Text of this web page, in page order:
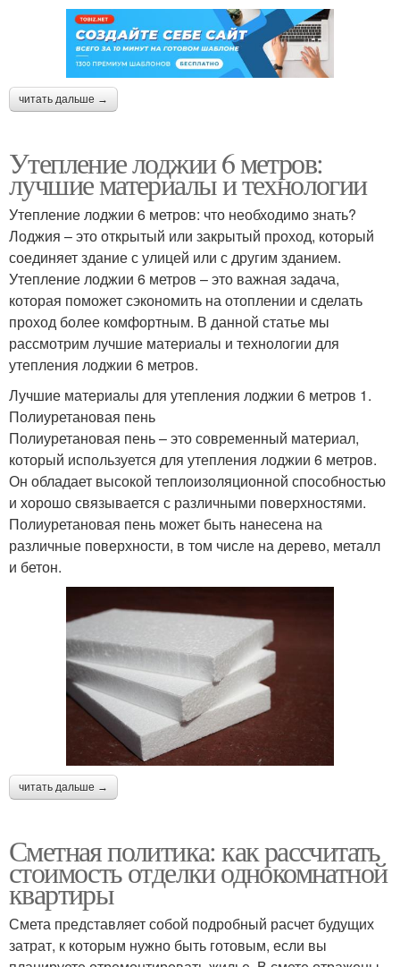
читать дальше →
Утепление лоджии 6 метров:
лучшие материалы и технологии
Утепление лоджии 6 метров: что необходимо знать?
Лоджия – это открытый или закрытый проход, который
соединяет здание с улицей или с другим зданием.
Утепление лоджии 6 метров – это важная задача,
которая поможет сэкономить на отоплении и сделать
проход более комфортным. В данной статье мы
рассмотрим лучшие материалы и технологии для
утепления лоджии 6 метров.
Лучшие материалы для утепления лоджии 6 метров 1.
Полиуретановая пень
Полиуретановая пень – это современный материал,
который используется для утепления лоджии 6 метров.
Он обладает высокой теплоизоляционной способностью
и хорошо связывается с различными поверхностями.
Полиуретановая пень может быть нанесена на
различные поверхности, в том числе на дерево, металл
и бетон.
читать дальше →
Сметная политика: как рассчитать
стоимость отделки однокомнатной
квартиры
Смета представляет собой подробный расчет будущих
затрат, к которым нужно быть готовым, если вы